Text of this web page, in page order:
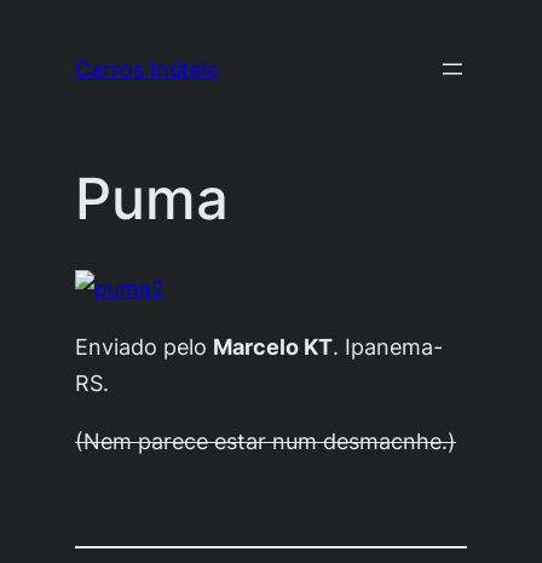
Carros Inúteis
Puma
Enviado pelo Marcelo KT. Ipanema-
RS.
(Nem parece estar num desmacnhe.)